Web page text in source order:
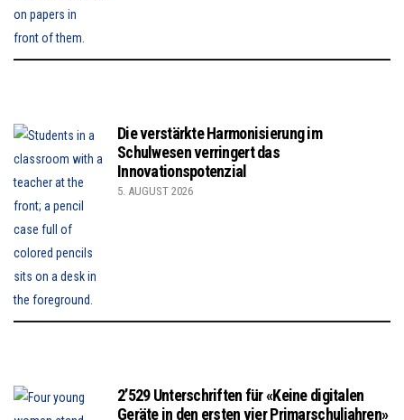
Die verstärkte Harmonisierung im
Schulwesen verringert das
Innovationspotenzial
5. AUGUST 2026
2’529 Unterschriften für «Keine digitalen
Geräte in den ersten vier Primarschuljahren»